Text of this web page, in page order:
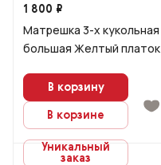
1 800 ₽
Матрешка 3-х кукольная
большая Желтый платок
В корзину
В корзине
Уникальный
заказ